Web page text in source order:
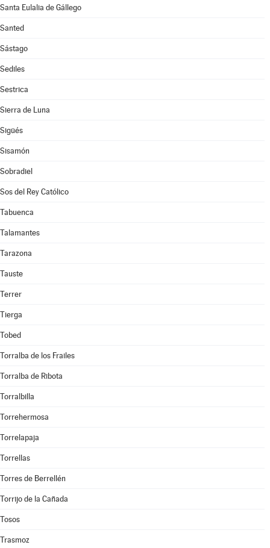
Santa Eulalia de Gállego
Santed
Sástago
Sediles
Sestrica
Sierra de Luna
Sigüés
Sisamón
Sobradiel
Sos del Rey Católico
Tabuenca
Talamantes
Tarazona
Tauste
Terrer
Tierga
Tobed
Torralba de los Frailes
Torralba de Ribota
Torralbilla
Torrehermosa
Torrelapaja
Torrellas
Torres de Berrellén
Torrijo de la Cañada
Tosos
Trasmoz